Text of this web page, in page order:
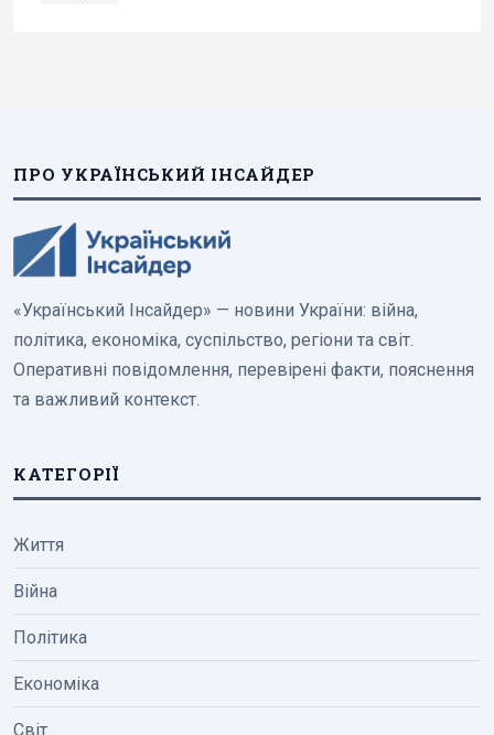
ПРО УКРАЇНСЬКИЙ ІНСАЙДЕР
«Український Інсайдер» — новини України: війна,
політика, економіка, суспільство, регіони та світ.
Оперативні повідомлення, перевірені факти, пояснення
та важливий контекст.
КАТЕГОРІЇ
Життя
Війна
Політика
Економіка
Світ